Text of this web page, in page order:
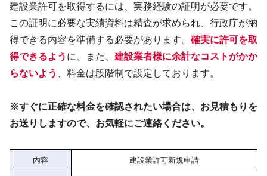
建設業許可を取得するには、実務経験の証明が必要です。
この証明に必要な実績資料は精査が求められ、行政庁が納
得できる内容を準備する必要があります。 確実に許可を取
得できるよう に、また、 建設業者様に余計なコストがかか
らないよう
、料金は段階制で設定しております。
※すぐに正確な料金を確認されたい場合は、お見積もりを
お送りしますので、お気軽にご連絡ください。
内容 建設業許可新規申請